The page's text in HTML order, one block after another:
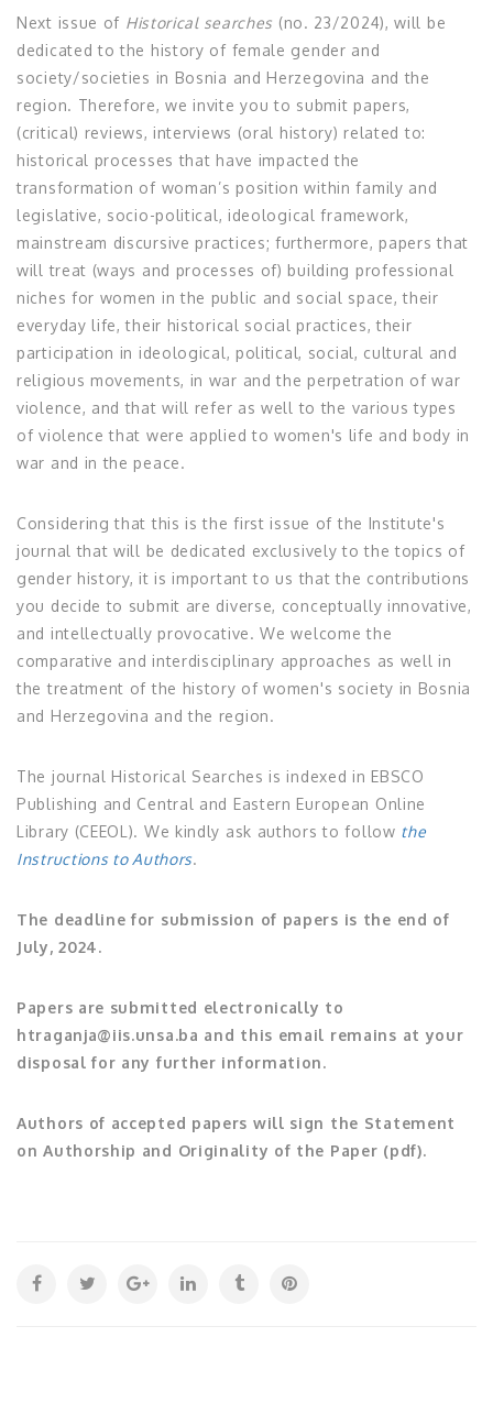
Next issue of Historical searches (no. 23/2024), will be
dedicated to the history of female gender and
society/societies in Bosnia and Herzegovina and the
region. Therefore, we invite you to submit papers,
(critical) reviews, interviews (oral history) related to:
historical processes that have impacted the
transformation of woman’s position within family and
legislative, socio-political, ideological framework,
mainstream discursive practices; furthermore, papers that
will treat (ways and processes of) building professional
niches for women in the public and social space, their
everyday life, their historical social practices, their
participation in ideological, political, social, cultural and
religious movements, in war and the perpetration of war
violence, and that will refer as well to the various types
of violence that were applied to women's life and body in
war and in the peace.
Considering that this is the first issue of the Institute's
journal that will be dedicated exclusively to the topics of
gender history, it is important to us that the contributions
you decide to submit are diverse, conceptually innovative,
and intellectually provocative. We welcome the
comparative and interdisciplinary approaches as well in
the treatment of the history of women's society in Bosnia
and Herzegovina and the region.
The journal Historical Searches is indexed in EBSCO
Publishing and Central and Eastern European Online
Library (CEEOL). We kindly ask authors to follow the
Instructions to Authors.
The deadline for submission of papers is the end of
July, 2024.
Papers are submitted electronically to
htraganja@iis.unsa.ba and this email remains at your
disposal for any further information.
Authors of accepted papers will sign the Statement
on Authorship and Originality of the Paper (pdf).